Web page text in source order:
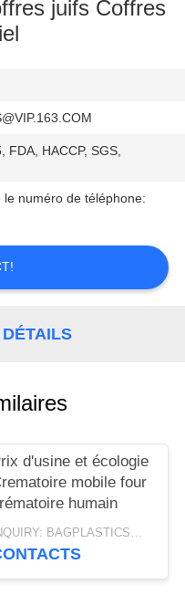
juifs Coffres
FDA, HACCP, SGS,
le numéro de téléphone:
d'usine et écologie
mobile four
humain
INQUIRY: BAGPLASTICS@GMAIL.COM MOQ:Je vous envoie le numéro de téléphone: